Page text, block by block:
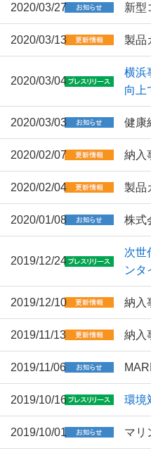
2020/03/27 新型
2020/03/13 製品
2020/03/04
横浜
向上
2020/03/03 健康
2020/02/07 納入
2020/02/04 製品
2020/01/08 株式
2019/12/24
次世
ンタ
2019/12/10 納入
2019/11/13 納入
2019/11/06
2019/10/16 環境
2019/10/01 マリ